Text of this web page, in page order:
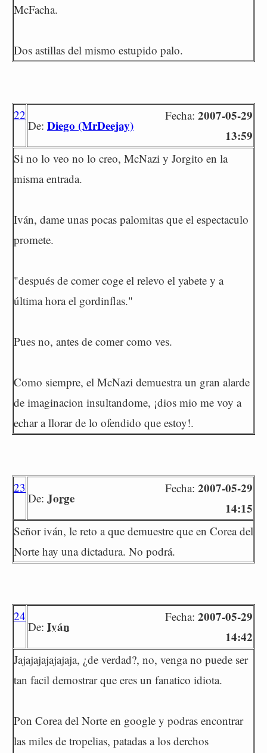
McFacha.
Dos astillas del mismo estupido palo.
22
De: Diego (MrDeejay)
Fecha: 2007-05-29
13:59
Si no lo veo no lo creo, McNazi y Jorgito en la
misma entrada.
Iván, dame unas pocas palomitas que el espectaculo
promete.
"después de comer coge el relevo el yabete y a
última hora el gordinflas."
Pues no, antes de comer como ves.
Como siempre, el McNazi demuestra un gran alarde
de imaginacion insultandome, ¡dios mio me voy a
echar a llorar de lo ofendido que estoy!.
23
De: Jorge
Fecha: 2007-05-29
14:15
Señor iván, le reto a que demuestre que en Corea del
Norte hay una dictadura. No podrá.
24
De: Iván
Fecha: 2007-05-29
14:42
Jajajajajajajaja, ¿de verdad?, no, venga no puede ser
tan facil demostrar que eres un fanatico idiota.
Pon Corea del Norte en google y podras encontrar
las miles de tropelias, patadas a los derchos